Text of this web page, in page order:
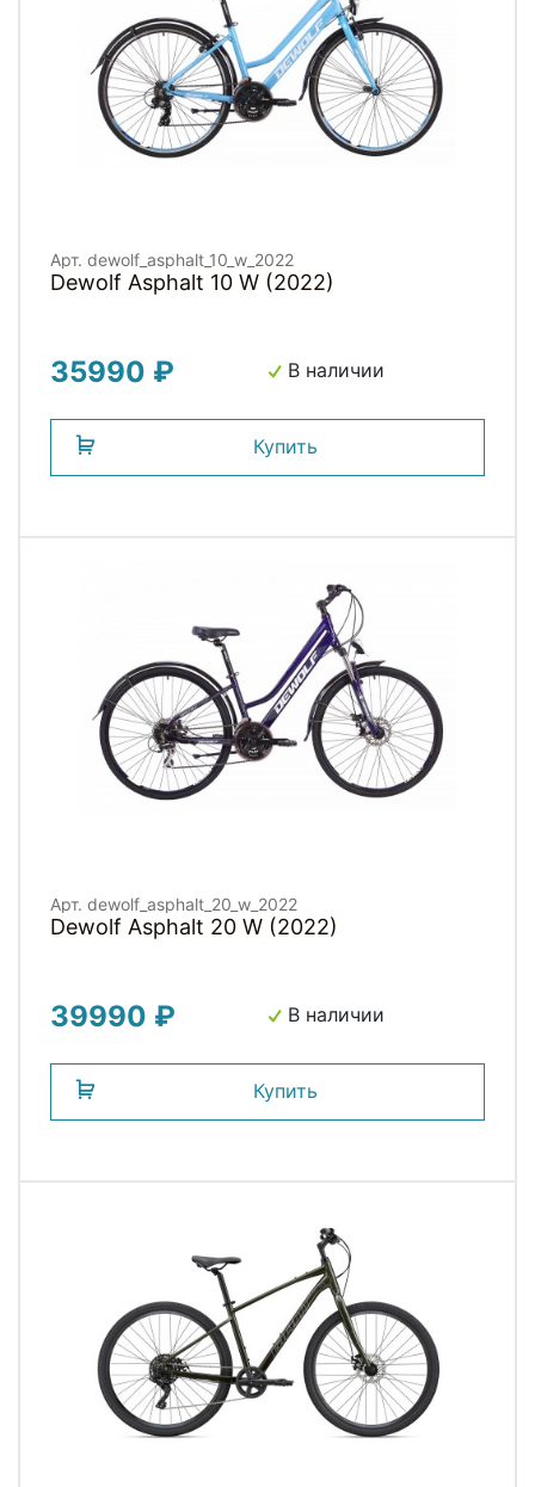
Арт. dewolf_asphalt_10_w_2022
Dewolf Asphalt 10 W (2022)
35990 ₽ В наличии
Купить
Арт. dewolf_asphalt_20_w_2022
Dewolf Asphalt 20 W (2022)
39990 ₽ В наличии
Купить